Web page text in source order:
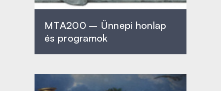
MTA200 – Ünnepi honlap
és programok